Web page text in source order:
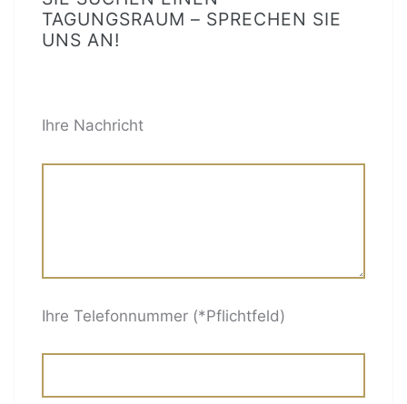
TAGUNGSRAUM – SPRECHEN SIE
UNS AN!
Ihre Nachricht
Ihre Telefonnummer (*Pflichtfeld)